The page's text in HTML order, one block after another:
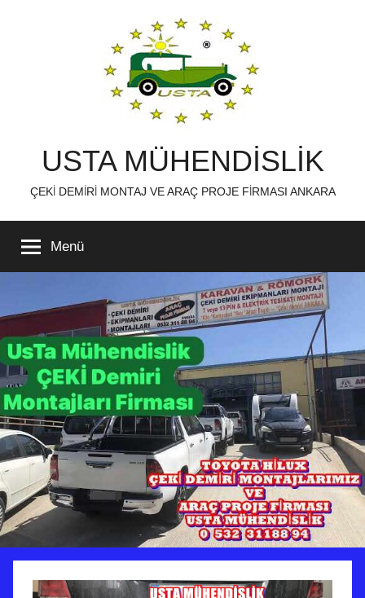
USTA MÜHENDİSLİK
ÇEKİ DEMİRİ MONTAJ VE ARAÇ PROJE FİRMASI ANKARA
Menü